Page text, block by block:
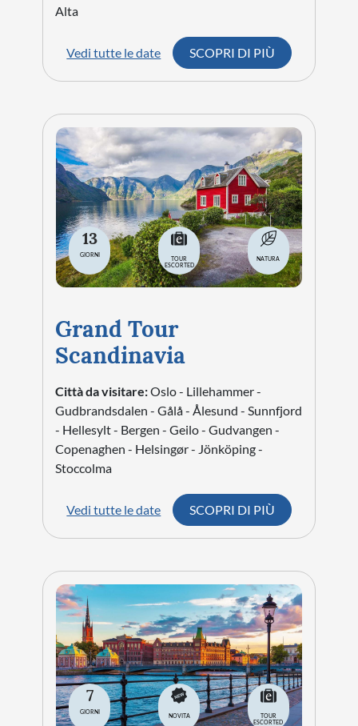
Alta
Vedi tutte le date SCOPRI DI PIÙ
13
GIORNI
TOUR
ESCORTED
NATURA
Grand Tour
Scandinavia
Città da visitare:Oslo - Lillehammer -
Gudbrandsdalen - Gålå - Ålesund - Sunnfjord
- Hellesylt - Bergen - Geilo - Gudvangen -
Copenaghen - Helsingør - Jönköping -
Stoccolma
Vedi tutte le date SCOPRI DI PIÙ
7
GIORNI
NOVITA
TOUR
ESCORTED